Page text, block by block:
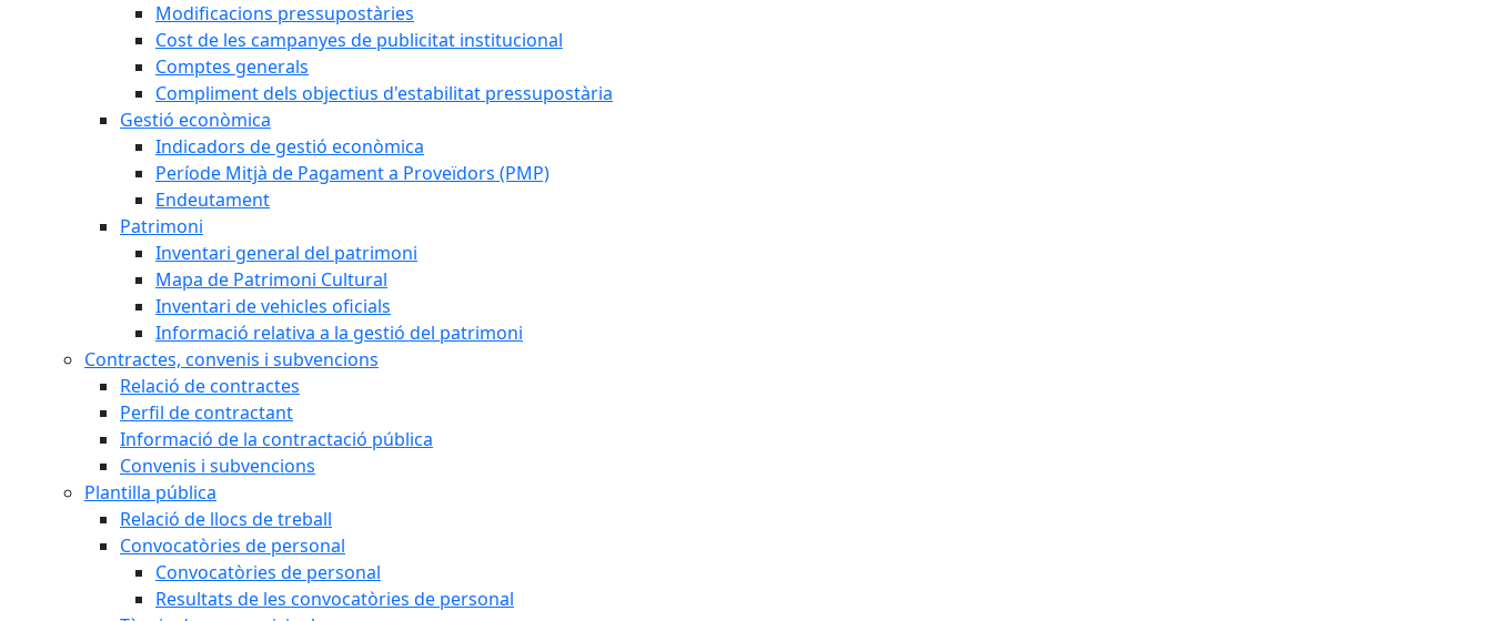
Modificacions pressupostàries
Cost de les campanyes de publicitat institucional
Comptes generals
Compliment dels objectius d'estabilitat pressupostària
Gestió econòmica
Indicadors de gestió econòmica
Període Mitjà de Pagament a Proveïdors (PMP)
Endeutament
Patrimoni
Inventari general del patrimoni
Mapa de Patrimoni Cultural
Inventari de vehicles oficials
Informació relativa a la gestió del patrimoni
Contractes, convenis i subvencions
Relació de contractes
Perfil de contractant
Informació de la contractació pública
Convenis i subvencions
Plantilla pública
Relació de llocs de treball
Convocatòries de personal
Convocatòries de personal
Resultats de les convocatòries de personal